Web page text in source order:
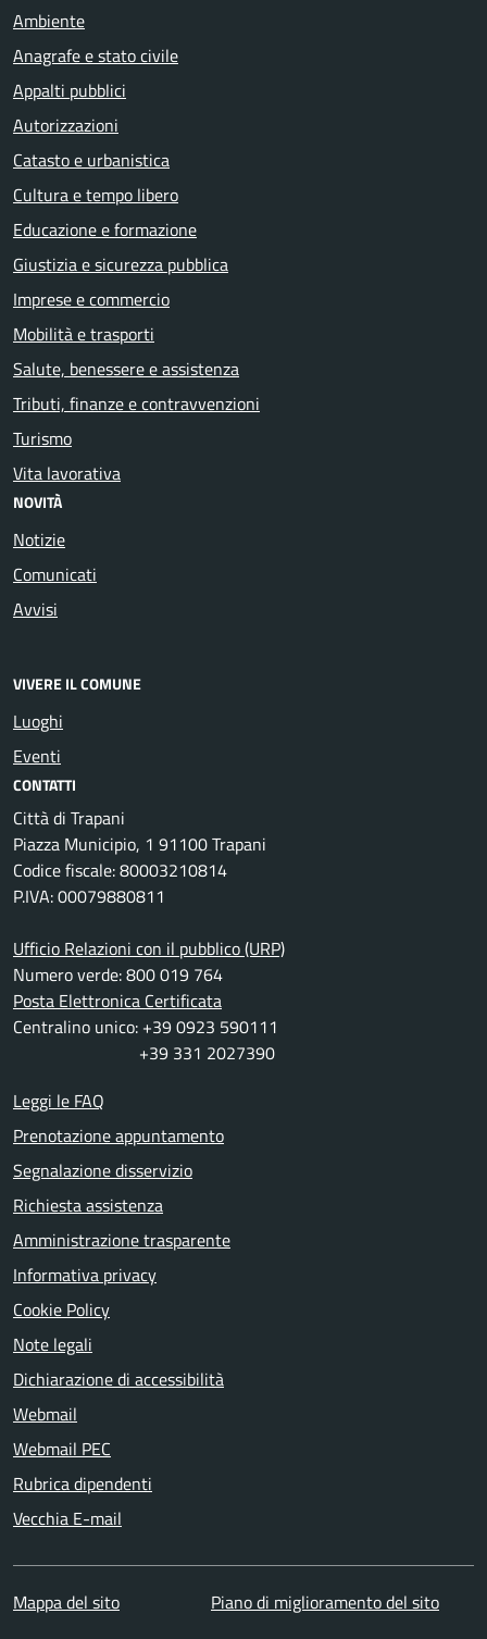
Ambiente
Anagrafe e stato civile
Appalti pubblici
Autorizzazioni
Catasto e urbanistica
Cultura e tempo libero
Educazione e formazione
Giustizia e sicurezza pubblica
Imprese e commercio
Mobilità e trasporti
Salute, benessere e assistenza
Tributi, finanze e contravvenzioni
Turismo
Vita lavorativa
NOVITÀ
Notizie
Comunicati
Avvisi
VIVERE IL COMUNE
Luoghi
Eventi
CONTATTI
Città di Trapani
Piazza Municipio, 1 91100 Trapani
Codice fiscale: 80003210814
P.IVA: 00079880811
Ufficio Relazioni con il pubblico (URP)
Numero verde: 800 019 764
Posta Elettronica Certificata
Centralino unico: +39 0923 590111
+39 331 2027390
Leggi le FAQ
Prenotazione appuntamento
Segnalazione disservizio
Richiesta assistenza
Amministrazione trasparente
Informativa privacy
Cookie Policy
Note legali
Dichiarazione di accessibilità
Webmail
Webmail PEC
Rubrica dipendenti
Vecchia E-mail
Mappa del sito Piano di miglioramento del sito